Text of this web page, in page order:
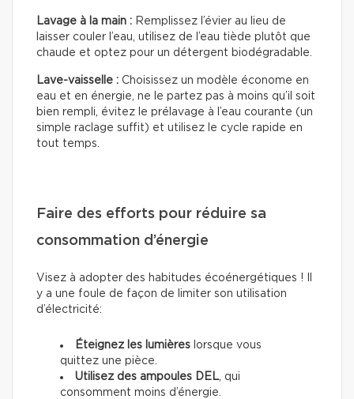
Lavage à la main : Remplissez l’évier au lieu de
laisser couler l’eau, utilisez de l’eau tiède plutôt que
chaude et optez pour un détergent biodégradable.
Lave-vaisselle : Choisissez un modèle économe en
eau et en énergie, ne le partez pas à moins qu’il soit
bien rempli, évitez le prélavage à l’eau courante (un
simple raclage suffit) et utilisez le cycle rapide en
tout temps.
Faire des efforts pour réduire sa
consommation d’énergie
Visez à adopter des habitudes écoénergétiques ! Il
y a une foule de façon de limiter son utilisation
d’électricité:
Éteignez les lumières lorsque vous
quittez une pièce.
Utilisez des ampoules DEL , qui
consomment moins d’énergie.